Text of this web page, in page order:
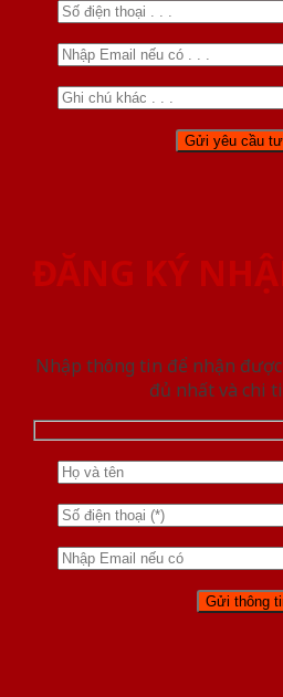
ĐĂNG KÝ
Nhập thông tin để nhận
đủ nhất và chi